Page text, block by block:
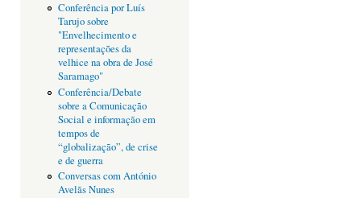
Conferência por Luís
Tarujo sobre
"Envelhecimento e
representações da
velhice na obra de José
Saramago"
Conferência/Debate
sobre a Comunicação
Social e informação em
tempos de
“globalização”, de crise
e de guerra
Conversas com António
Avelãs Nunes